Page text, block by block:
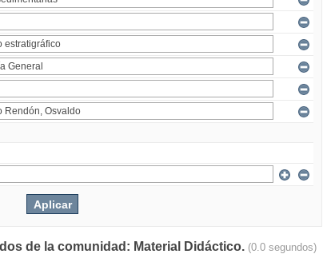
de la comunidad: Material Didáctico. (0.0 segundos)